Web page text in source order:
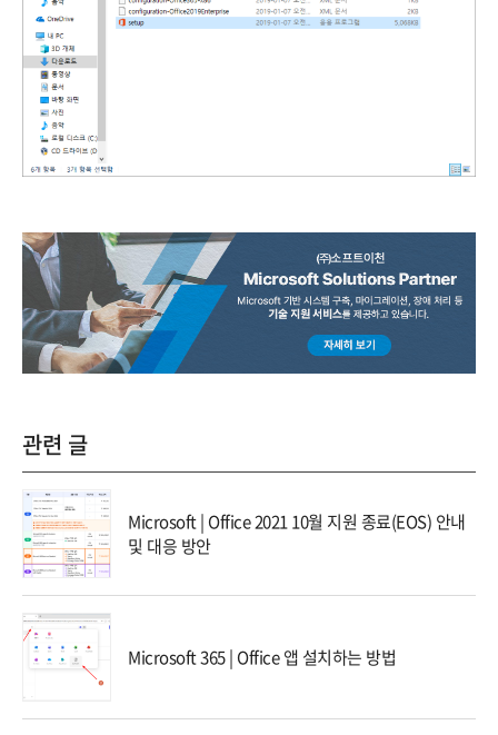
관련 글
Microsoft | Office 2021 10월 지원 종료(EOS) 안내
및 대응 방안
Microsoft 365 | Office 앱 설치하는 방법